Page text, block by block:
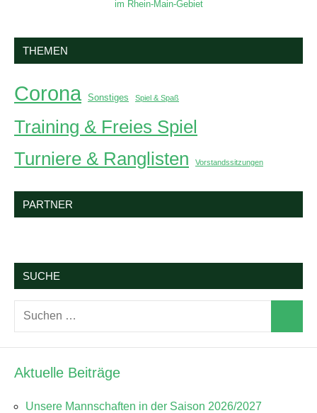
im Rhein-Main-Gebiet
THEMEN
Corona Sonstiges Spiel & Spaß
Training & Freies Spiel
Turniere & Ranglisten
Vorstandssitzungen
PARTNER
SUCHE
Suchen
nach:
Aktuelle Beiträge
Unsere Mannschaften in der Saison 2026/2027